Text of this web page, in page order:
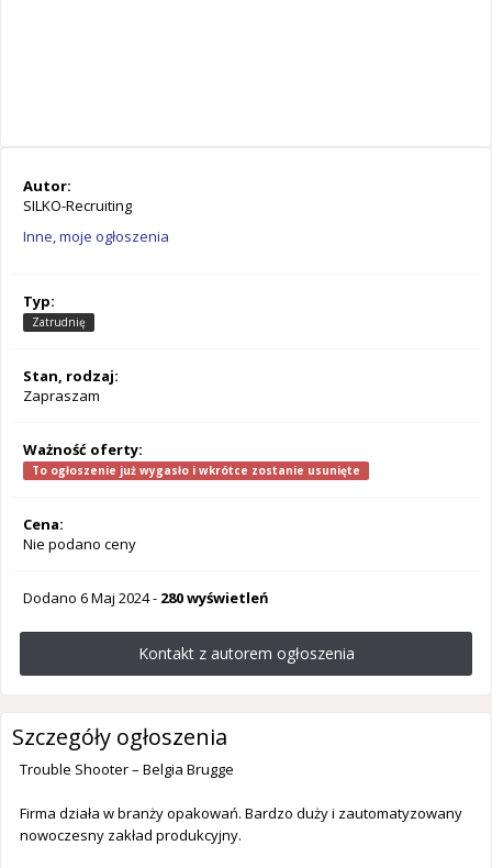
Autor:
SILKO-Recruiting
Inne, moje ogłoszenia
Typ:
Zatrudnię
Stan, rodzaj:
Zapraszam
Ważność oferty:
To ogłoszenie już wygasło i wkrótce zostanie usunięte
Cena:
Nie podano ceny
Dodano 6 Maj 2024- 280 wyświetleń
Kontakt z autorem ogłoszenia
Szczegóły ogłoszenia
Trouble Shooter – Belgia Brugge
Firma działa w branży opakowań. Bardzo duży i zautomatyzowany
nowoczesny zakład produkcyjny.